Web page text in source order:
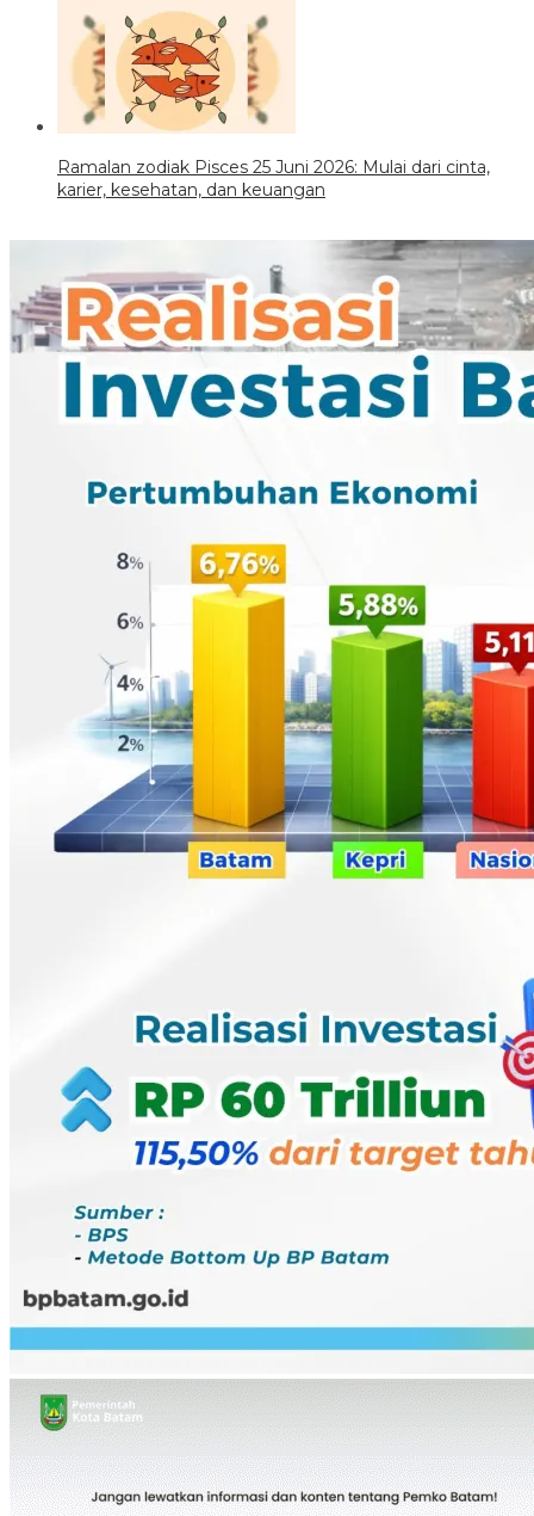
Ramalan zodiak Pisces 25 Juni 2026: Mulai dari cinta,
karier, kesehatan, dan keuangan